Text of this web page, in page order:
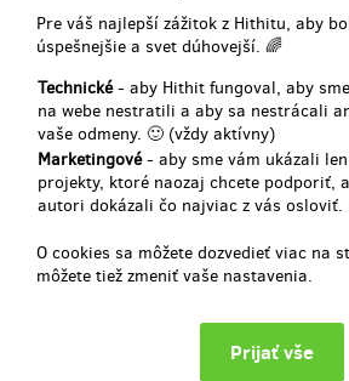
Pre váš najlepší zážitok z Hithitu, aby
úspešnejšie a svet dúhovejší. 🌈
Technické- aby Hithit fungoval, aby
na webe nestratili a aby sa nestrácali
vaše odmeny. 🙂 (vždy aktívny)
Marketingové- aby sme vám ukázali len
projekty, ktoré naozaj chcete podporiť, a
autori dokázali čo najviac z vás osloviť.
O cookies sa môžete dozvedieť viac na
môžete tiež zmeniť vaše nastavenia.
STRAVOVACÍ DENÍK –
cesta k vaší optimální stravě
Autor:Petr Tůma
pomohl přirozenou cestou
právě pro vás optimální
pro pohodu, výkon a zdraví.
projekt a vykročte ke
vás bude skutečně bavit!